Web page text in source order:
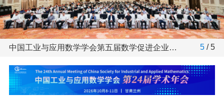
中国工业与应用数学学会第六届数学促进企业创新发展论坛在武汉召开
1 /5